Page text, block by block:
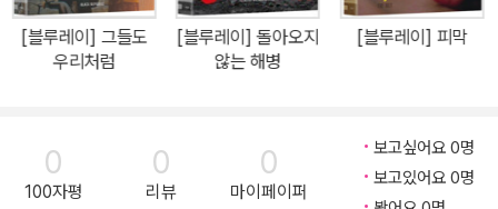
속의 인상도 변해야 한다. … 비극의 여성상이 영화에서 드물게 나타
날 때 우리나라 여성들도 행복해질 수 있는 것이 아니냐”고 자신의 생
도 사시사철 푸르른, 비장(秘藏)된 것 또는 밀폐(密閉)된 것”이라는
점에서 그러하다. 애원하고 절규하는 장면에서도 (<그 여자의 죄가
[블루레이] 그들도
우리처럼
[블루레이] 돌아오지
않는 해병
[블루레이] 피막
0
100자평
0
리뷰
0
마이페이퍼
보고싶어요 0명
보고있어요 0명